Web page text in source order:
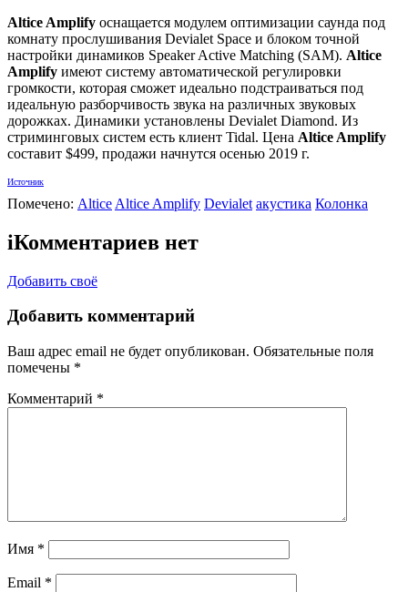
Altice Amplify оснащается модулем оптимизации саунда под
комнату прослушивания Devialet Space и блоком точной
настройки динамиков Speaker Active Matching (SAM). Altice
Amplify имеют систему автоматической регулировки
громкости, которая сможет идеально подстраиваться под
идеальную разборчивость звука на различных звуковых
дорожках. Динамики установлены Devialet Diamond. Из
стриминговых систем есть клиент Tidal. Цена Altice Amplify
составит $499, продажи начнутся осенью 2019 г.
Источник
Помечено: Altice Altice Amplify Devialet акустика Колонка
iКомментариев нет
Добавить своё
Добавить комментарий
Ваш адрес email не будет опубликован. Обязательные поля
помечены *
Комментарий *
Имя *
Email *